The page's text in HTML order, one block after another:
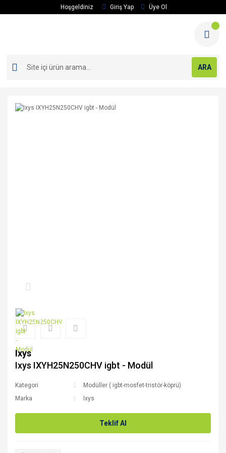
Hoşgeldiniz Giriş Yap Üye Ol
ARA
Ixys
Ixys IXYH25N250CHV igbt - Modül
Kategori
Modüller ( igbt-mosfet-tristör-köprü)
Marka
Ixys
Teklif Al